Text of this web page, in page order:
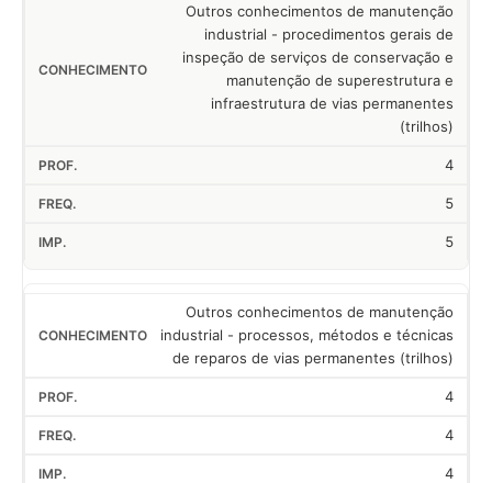
Outros conhecimentos de manutenção
industrial - procedimentos gerais de
inspeção de serviços de conservação e
manutenção de superestrutura e
infraestrutura de vias permanentes
(trilhos)
4
5
5
Outros conhecimentos de manutenção
industrial - processos, métodos e técnicas
de reparos de vias permanentes (trilhos)
4
4
4